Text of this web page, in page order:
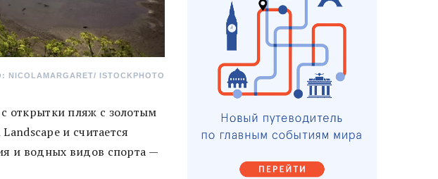
ISTOCKPHOTO
открытки пляж с золотым
и считается
и водных видов спорта —